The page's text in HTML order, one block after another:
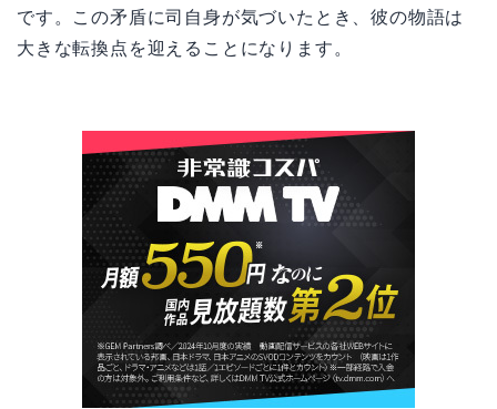
です。この矛盾に司自身が気づいたとき、彼の物語は
大きな転換点を迎えることになります。